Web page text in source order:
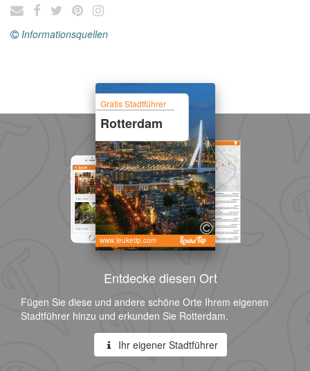
Informationsquellen
Gratis Stadtführer
Rotterdam
www.leuketip.com
Entdecke diesen Ort
Fügen Sie diese und andere schöne Orte Ihrem eigenen
Stadtführer hinzu und erkunden Sie Rotterdam.
Ihr eigener Stadtführer